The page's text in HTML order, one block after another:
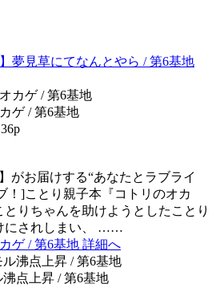
夢見草にてなんとやら / 第6基地
ゲ / 第6基地
がお届けする“あなたとラブライ
！]ことり親子本『コトリのオカ
りちゃんを助けようとしたことり
にされしまい、 ……
ゲ / 第6基地 詳細へ
点上昇 / 第6基地